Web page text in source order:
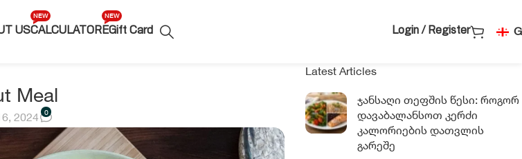
USCALCULATOR
NEW
EGift Card
NEW
Login / Register
Meal
2024 0
Latest Articles
ჯანსაღი თეფშის წესი: როგორ
დავაბალანსოთ კერძი
კალორიების დათვლის
გარეშე